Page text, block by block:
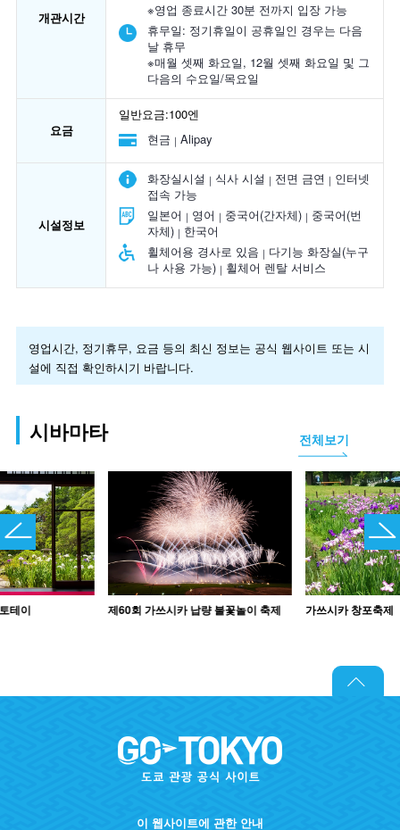
개관시간
※영업 종료시간 30분 전까지 입장 가능
휴무일: 정기휴일이 공휴일인 경우는 다음
날 휴무
※매월 셋째 화요일, 12월 셋째 화요일 및 그
다음의 수요일/목요일
요금
일반요금:100엔
현금
Alipay
시설정보
화장실시설 식사 시설 전면 금연
인터넷
접속 가능
일본어
영어 중국어(간자체)
중국어(번
자체)
한국어
휠체어용 경사로 있음
다기능 화장실(누구
나 사용 가능)
휠체어 렌탈 서비스
영업시간, 정기휴무, 요금 등의 최신 정보는 공식 웹사이트 또는 시
설에 직접 확인하시기 바랍니다.
시바마타 전체보기
테이 제60회 가쓰시카 납량 불꽃놀이 축제 가쓰시카 창포축제
이 웹사이트에 관한 안내